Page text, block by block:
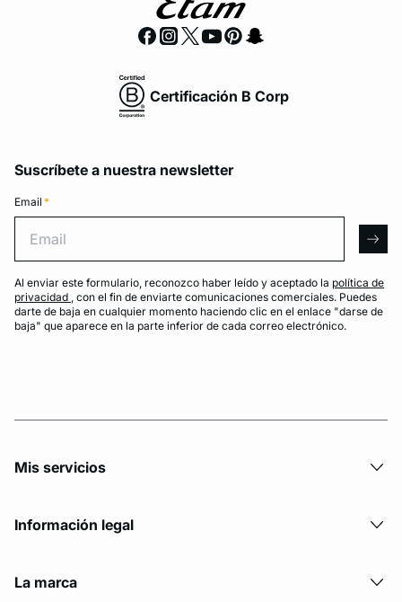
Certificación B Corp
Suscríbete a nuestra newsletter
Email *
Al enviar este formulario, reconozco haber leído y aceptado la política de
privacidad , con el fin de enviarte comunicaciones comerciales. Puedes
darte de baja en cualquier momento haciendo clic en el enlace "darse de
baja" que aparece en la parte inferior de cada correo electrónico.
Mis servicios
Información legal
La marca